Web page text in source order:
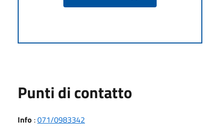
Punti di contatto
Info :071/0983342